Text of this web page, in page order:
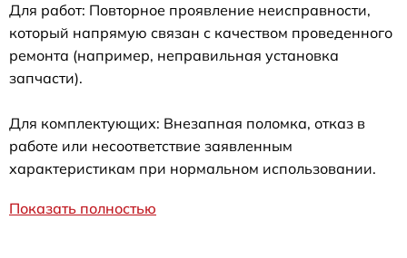
Для работ: Повторное проявление неисправности,
который напрямую связан с качеством проведенного
ремонта (например, неправильная установка
запчасти).
Для комплектующих: Внезапная поломка, отказ в
работе или несоответствие заявленным
характеристикам при нормальном использовании.
Показать полностью